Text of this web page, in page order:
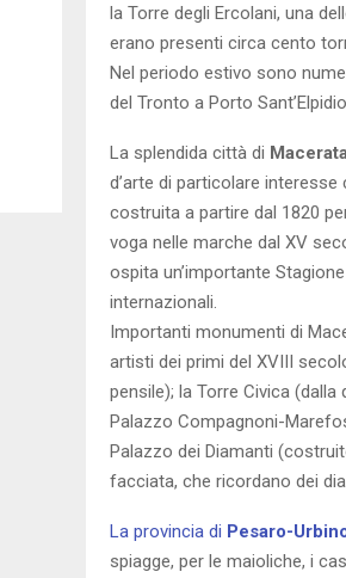
la Torre degli Ercolani, una
erano presenti circa cento
Nel periodo estivo sono
del Tronto a Porto
La splendida città di Macerata
d’arte di particolare
costruita a partire dal 1820
voga nelle marche dal XV
ospita un’importante
internazionali.
Importanti monumenti di
artisti dei primi del XVIII
pensile); la Torre Civica
Palazzo Compagnoni-
Palazzo dei Diamanti
facciata, che ricordano dei
La provincia di Pesaro-
spiagge, per le maioliche, i